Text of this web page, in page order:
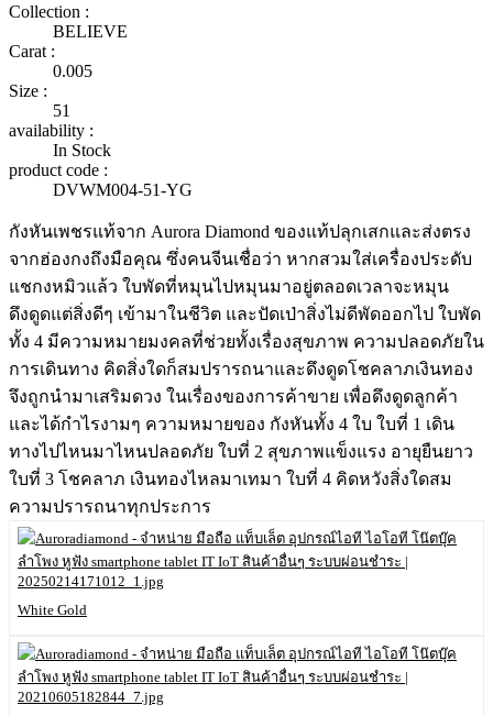
Collection :
BELIEVE
Carat :
0.005
Size :
51
availability :
In Stock
product code :
DVWM004-51-YG
กังหันเพชรแท้จาก Aurora Diamond ของแท้ปลุกเสกและส่งตรง
จากฮ่องกงถึงมือคุณ ซึ่งคนจีนเชื่อว่า หากสวมใส่เครื่องประดับ
แชกงหมิวแล้ว ใบพัดที่หมุนไปหมุนมาอยู่ตลอดเวลาจะหมุน
ดึงดูดแต่สิ่งดีๆ เข้ามาในชีวิต และปัดเป่าสิ่งไม่ดีพัดออกไป ใบพัด
ทั้ง 4 มีความหมายมงคลที่ช่วยทั้งเรื่องสุขภาพ ความปลอดภัยใน
การเดินทาง คิดสิ่งใดก็สมปรารถนาและดึงดูดโชคลาภเงินทอง
จึงถูกนำมาเสริมดวง ในเรื่องของการค้าขาย เพื่อดึงดูดลูกค้า
และได้กำไรงามๆ ความหมายของ กังหันทั้ง 4 ใบ ใบที่ 1 เดิน
ทางไปไหนมาไหนปลอดภัย ใบที่ 2 สุขภาพแข็งแรง อายุยืนยาว
ใบที่ 3 โชคลาภ เงินทองไหลมาเทมา ใบที่ 4 คิดหวังสิ่งใดสม
ความปรารถนาทุกประการ
White Gold